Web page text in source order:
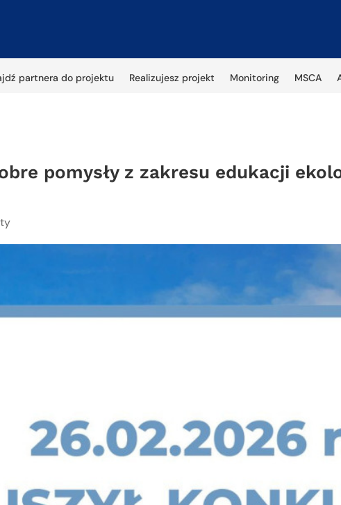
partnera do projektu Realizujesz projekt Monitoring MSCA
pomysły z zakresu edukacji